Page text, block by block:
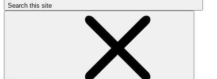
Search this site